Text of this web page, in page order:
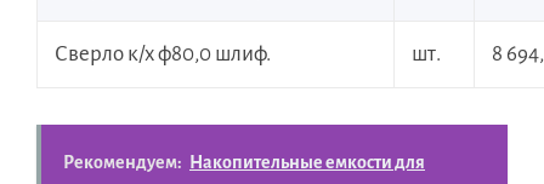
Сверло к/х ф80,0 шлиф. шт. 8
Рекомендуем:
Накопительные емкости для